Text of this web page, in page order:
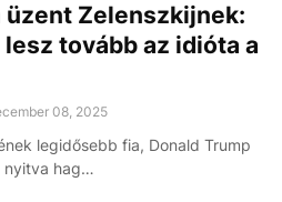
üzent Zelenszkijnek:
tovább az idióta a
08, 2025
legidősebb fia, Donald Trump
nyitva hag…